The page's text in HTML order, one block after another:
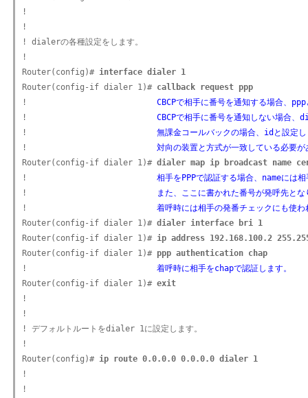
!
!
! dialerの各種設定をします。
!
Router(config)# interface dialer 1
Router(config-if dialer 1)# callback request ppp
! CBCPで相手に番号を通知する場合、
! CBCPで相手に番号を通知しない場合
! 無課金コールバックの場合、idと設定
! 対向の装置と方式が一致している必要が
Router(config-if dialer 1)# dialer map ip broadcast name
! 相手をPPPで認証する場合、nameには
!
また、ここに書かれた番号が発呼先とな
! 着呼時には相手の発番チェックにも使わ
Router(config-if dialer 1)# dialer interface bri 1
Router(config-if dialer 1)# ip address 192.168.100.2
Router(config-if dialer 1)# ppp authentication chap
! 着呼時に相手をchapで認証します。
Router(config-if dialer 1)# exit
!
!
! デフォルトルートをdialer 1に設定します。
!
Router(config)# ip route 0.0.0.0 0.0.0.0 dialer 1
!
!